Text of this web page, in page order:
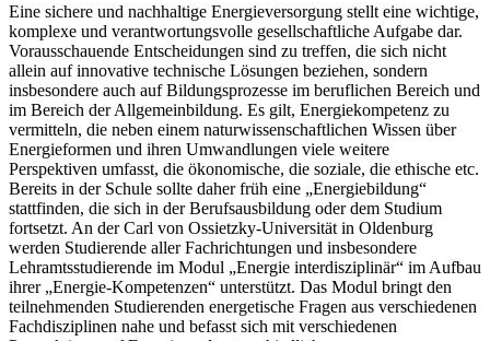
Eine sichere und nachhaltige Energieversorgung stellt eine wichtige,
komplexe und verantwortungsvolle gesellschaftliche Aufgabe dar.
Vorausschauende Entscheidungen sind zu treffen, die sich nicht
allein auf innovative technische Lösungen beziehen, sondern
insbesondere auch auf Bildungsprozesse im beruflichen Bereich und
im Bereich der Allgemeinbildung. Es gilt, Energiekompetenz zu
vermitteln, die neben einem naturwissenschaftlichen Wissen über
Energieformen und ihren Umwandlungen viele weitere
Perspektiven umfasst, die ökonomische, die soziale, die ethische etc.
Bereits in der Schule sollte daher früh eine „Energiebildung“
stattfinden, die sich in der Berufsausbildung oder dem Studium
fortsetzt. An der Carl von Ossietzky-Universität in Oldenburg
werden Studierende aller Fachrichtungen und insbesondere
Lehramtsstudierende im Modul „Energie interdisziplinär“ im Aufbau
ihrer „Energie-Kompetenzen“ unterstützt. Das Modul bringt den
teilnehmenden Studierenden energetische Fragen aus verschiedenen
Fachdisziplinen nahe und befasst sich mit verschiedenen